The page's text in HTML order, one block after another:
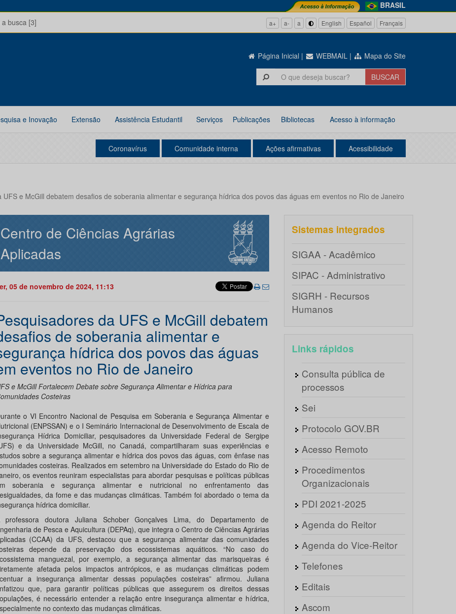
BRASIL
busca [3] a+ a- a English Español Français
Página Inicial | WEBMAIL | Mapa do Site
e Inovação Extensão Assistência Estudantil Serviços Publicações Bibliotecas Acesso à informação
Coronavírus Comunidade interna Ações afirmativas Acessibilidade
UFS e McGill debatem desafios de soberania alimentar e segurança hídrica dos povos das águas em eventos no Rio de Janeiro
Centro de Ciências Agrárias
Aplicadas
05 de novembro de 2024, 11:13
da UFS e McGill debatem
de soberania alimentar e
hídrica dos povos das águas
eventos no Rio de Janeiro
e McGill Fortalecem Debate sobre Segurança Alimentar e Hídrica para
Costeiras
o VI Encontro Nacional de Pesquisa em Soberania e Segurança Alimentar e
(ENPSSAN) e o I Seminário Internacional de Desenvolvimento de Escala de
Hídrica Domiciliar, pesquisadores da Universidade Federal de Sergipe
e da Universidade McGill, no Canadá, compartilharam suas experiências e
sobre a segurança alimentar e hídrica dos povos das águas, com ênfase nas
costeiras. Realizados em setembro na Universidade do Estado do Rio de
os eventos reuniram especialistas para abordar pesquisas e políticas públicas
soberania e segurança alimentar e nutricional no enfrentamento das
da fome e das mudanças climáticas. Também foi abordado o tema da
hídrica domiciliar.
professora doutora Juliana Schober Gonçalves Lima, do Departamento de
de Pesca e Aquicultura (DEPAq), que integra o Centro de Ciências Agrárias
(CCAA) da UFS, destacou que a segurança alimentar das comunidades
depende da preservação dos ecossistemas aquáticos. “No caso do
manguezal, por exemplo, a segurança alimentar das marisqueiras é
afetada pelos impactos antrópicos, e as mudanças climáticas podem
a insegurança alimentar dessas populações costeiras” afirmou. Juliana
que, para garantir políticas públicas que assegurem os direitos dessas
é necessário entender a relação entre insegurança alimentar e hídrica,
no contexto das mudanças climáticas.
Sistemas integrados
SIGAA - Acadêmico
SIPAC - Administrativo
SIGRH - Recursos
Humanos
Links rápidos
Consulta pública de
processos
Sei
Protocolo GOV.BR
Acesso Remoto
Procedimentos
Organizacionais
PDI 2021-2025
Agenda do Reitor
Agenda do Vice-Reitor
Telefones
Editais
Ascom